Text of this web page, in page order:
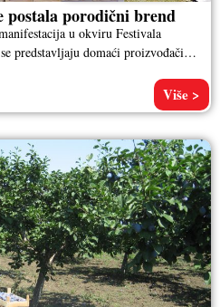
porodični brend
u okviru Festivala
predstavljaju domaći proizvođači i
Više >